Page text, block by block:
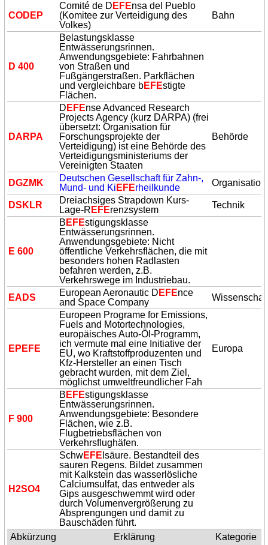
CODEP
Comité de D EFEnsa del Pueblo
(Komitee zur Verteidigung des
Volkes)
Bahn
D 400
Belastungsklasse
Entwässerungsrinnen.
Anwendungsgebiete: Fahrbahnen
von Straßen und
Fußgängerstraßen. Parkflächen
und vergleichbare bEFEstigte
Flächen.
DARPA
D EFEnse Advanced Research
Projects Agency (kurz DARPA) (frei
übersetzt: Organisation für
Forschungsprojekte der
Verteidigung) ist eine Behörde des
Verteidigungsministeriums der
Vereinigten Staaten
Behörde
DGZMK
Deutschen Gesellschaft für Zahn-,
Mund- und Ki EFErheilkunde Organisation
DSKLR
Dreiachsiges Strapdown Kurs-
Lage-R EFErenzsystem Technik
E 600
B EFEstigungsklasse
Entwässerungsrinnen.
Anwendungsgebiete: Nicht
öffentliche Verkehrsflächen, die mit
besonders hohen Radlasten
befahren werden, z.B.
Verkehrswege im Industriebau.
EADS
European Aeronautic D EFEnce
and Space Company
EP EFE
Europeen Programe for Emissions,
Fuels and Motortechnologies,
europäisches Auto-Öl-Programm,
ich vermute mal eine Initiative der
EU, wo Kraftstoffproduzenten und
Kfz-Hersteller an einen Tisch
gebracht wurden, mit dem Ziel,
möglichst umweltfreundlicher Fah
Europa
F 900
B EFEstigungsklasse
Entwässerungsrinnen.
Anwendungsgebiete: Besondere
Flächen, wie z.B.
Flugbetriebsflächen von
Verkehrsflughäfen.
H2SO4
SchwEFE lsäure. Bestandteil des
sauren Regens. Bildet zusammen
mit Kalkstein das wasserlösliche
Calciumsulfat, das entweder als
Gips ausgeschwemmt wird oder
durch Volumenvergrößerung zu
Absprengungen und damit zu
Bauschäden führt.
Abkürzung
Erklärung Kategorie